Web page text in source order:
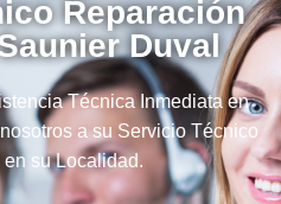
Reparación
Duval
Técnica Inmediata en
a su Servicio Técnico
su Localidad.